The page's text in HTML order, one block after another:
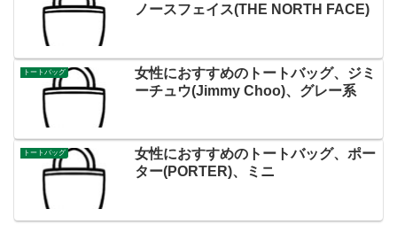
ノースフェイス(THE NORTH FACE)
トートバッグ
女性におすすめのトートバッグ、ジミ
ーチュウ(Jimmy Choo)、グレー系
トートバッグ
女性におすすめのトートバッグ、ポー
ター(PORTER)、ミニ